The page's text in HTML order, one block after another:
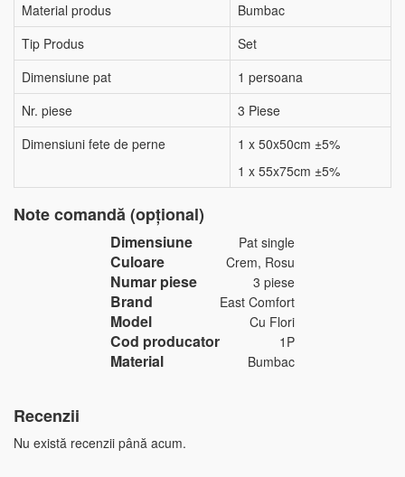
Material produs
Bumbac
Tip Produs
Set
Dimensiune pat
1 persoana
Nr. piese
3 Piese
Dimensiuni fete de perne
1 x 50x50cm ±5%
1 x 55x75cm ±5%
Note comandă (opțional)
Dimensiune Pat single
Culoare Crem, Rosu
Numar piese 3 piese
Brand East Comfort
Model Cu Flori
Cod producator 1P
Material Bumbac
Recenzii
Nu există recenzii până acum.